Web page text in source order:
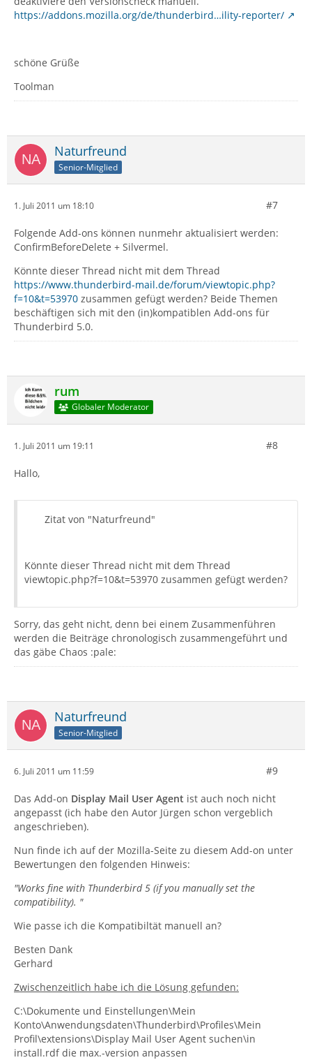
https://addons.mozilla.org/de/thunderbird…ility-reporter/
schöne Grüße
Toolman
Naturfreund
Senior-Mitglied
1. Juli 2011 um 18:10 #7
Folgende Add-ons können nunmehr aktualisiert werden:
ConfirmBeforeDelete + Silvermel.
Könnte dieser Thread nicht mit dem Thread
https://www.thunderbird-mail.de/forum/viewtopic.php?
f=10&t=53970 zusammen gefügt werden? Beide Themen
beschäftigen sich mit den (in)kompatiblen Add-ons für
Thunderbird 5.0.
rum
Globaler Moderator
1. Juli 2011 um 19:11 #8
Hallo,
Zitat von "Naturfreund"
Könnte dieser Thread nicht mit dem Thread
viewtopic.php?f=10&t=53970 zusammen gefügt werden?
Sorry, das geht nicht, denn bei einem Zusammenführen
werden die Beiträge chronologisch zusammengeführt und
das gäbe Chaos :pale:
Naturfreund
Senior-Mitglied
6. Juli 2011 um 11:59 #9
Das Add-on Display Mail User Agent ist auch noch nicht
angepasst (ich habe den Autor Jürgen schon vergeblich
angeschrieben).
Nun finde ich auf der Mozilla-Seite zu diesem Add-on unter
Bewertungen den folgenden Hinweis:
"Works fine with Thunderbird 5 (if you manually set the
compatibility). "
Wie passe ich die Kompatibiltät manuell an?
Besten Dank
Gerhard
Zwischenzeitlich habe ich die Lösung gefunden:
C:\Dokumente und Einstellungen\Mein
Konto\Anwendungsdaten\Thunderbird\Profiles\Mein
Profil\extensions\Display Mail User Agent suchen\in
install.rdf die max.-version anpassen